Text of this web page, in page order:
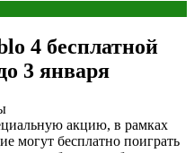
4 бесплатной
3 января
акцию, в рамках
могут бесплатно поиграть